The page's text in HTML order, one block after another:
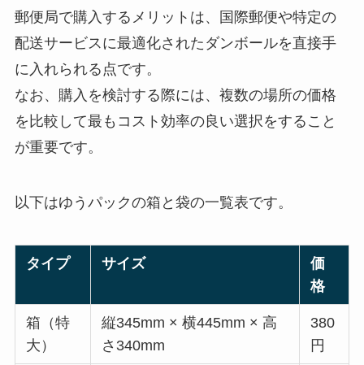
郵便局で購入するメリットは、国際郵便や特定の
配送サービスに最適化されたダンボールを直接手
に入れられる点です。
なお、購入を検討する際には、複数の場所の価格
を比較して最もコスト効率の良い選択をすること
が重要です。
以下はゆうパックの箱と袋の一覧表です。
タイプ サイズ
価
格
箱（特
大）
縦345mm × 横445mm × 高
さ340mm
380
円